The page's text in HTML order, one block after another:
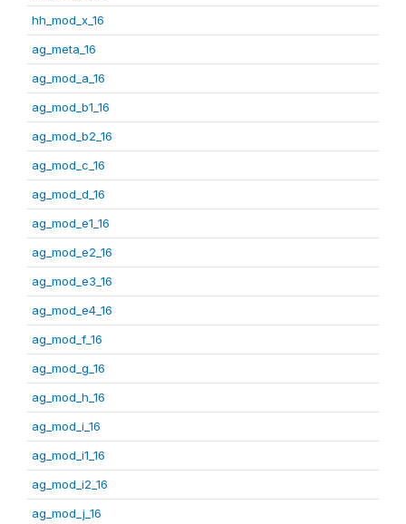
hh_mod_x_16
ag_meta_16
ag_mod_a_16
ag_mod_b1_16
ag_mod_b2_16
ag_mod_c_16
ag_mod_d_16
ag_mod_e1_16
ag_mod_e2_16
ag_mod_e3_16
ag_mod_e4_16
ag_mod_f_16
ag_mod_g_16
ag_mod_h_16
ag_mod_i_16
ag_mod_i1_16
ag_mod_i2_16
ag_mod_j_16